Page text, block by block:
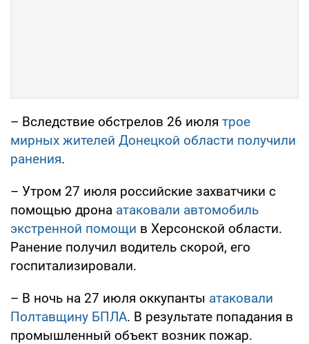
– Вследствие обстрелов 26 июля трое
мирных жителей Донецкой области получили
ранения.
– Утром 27 июля российские захватчики с
помощью дрона атаковали автомобиль
экстренной помощи в Херсонской области.
Ранение получил водитель скорой, его
госпитализировали.
– В ночь на 27 июля оккупанты атаковали
Полтавщину БПЛА. В результате попадания в
промышленный объект возник пожар.